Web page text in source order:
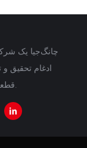
چانگ‌جیا یک
ادغام تحقیق